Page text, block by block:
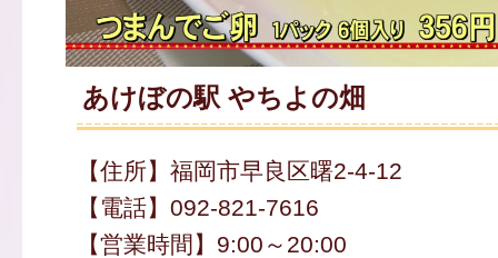
あけぼの駅 やちよの畑
【住所】福岡市早良区曙2-4-12
【電話】092-821-7616
【営業時間】9:00～20:00